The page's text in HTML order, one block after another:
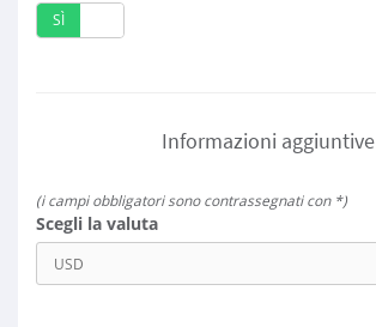
SÌ
Informazioni aggiuntive
(i campi obbligatori sono contrassegnati con *)
Scegli la valuta